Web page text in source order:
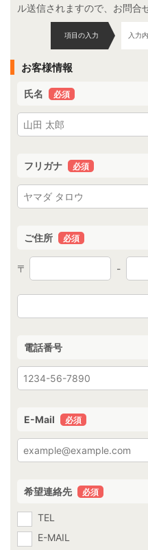
ル送信されますので、お問合
項目の入力 入力
お客様情報
氏名 必須
フリガナ 必須
ご住所 必須
〒 -
電話番号
E-Mail 必須
希望連絡先 必須
TEL
E-MAIL